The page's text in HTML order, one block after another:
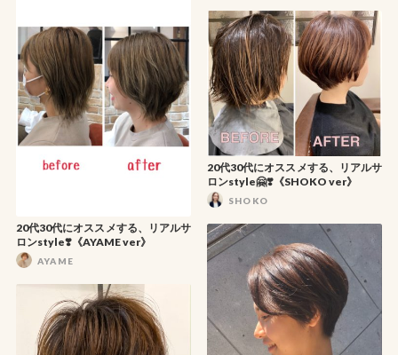
20代30代にオススメする、リアルサ
ロンstyle❣️《AYAME ver》
AYAME
20代30代にオススメする、リアルサ
ロンstyle🤗❣️《SHOKO ver》
SHOKO